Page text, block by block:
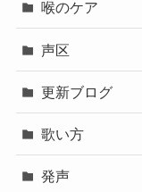
喉のケア
声区
更新ブログ
歌い方
発声